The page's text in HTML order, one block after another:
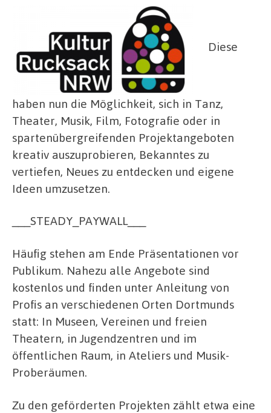
Diese
haben nun die Möglichkeit, sich in Tanz,
Theater, Musik, Film, Fotografie oder in
spartenübergreifenden Projektangeboten
kreativ auszuprobieren, Bekanntes zu
vertiefen, Neues zu entdecken und eigene
Ideen umzusetzen.
___STEADY_PAYWALL___
Häufig stehen am Ende Präsentationen vor
Publikum. Nahezu alle Angebote sind
kostenlos und finden unter Anleitung von
Profis an verschiedenen Orten Dortmunds
statt: In Museen, Vereinen und freien
Theatern, in Jugendzentren und im
öffentlichen Raum, in Ateliers und Musik-
Proberäumen.
Zu den geförderten Projekten zählt etwa eine